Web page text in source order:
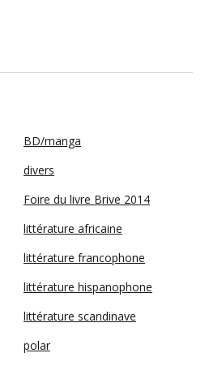
BD/manga
divers
Foire du livre Brive 2014
littérature africaine
littérature francophone
littérature hispanophone
littérature scandinave
polar